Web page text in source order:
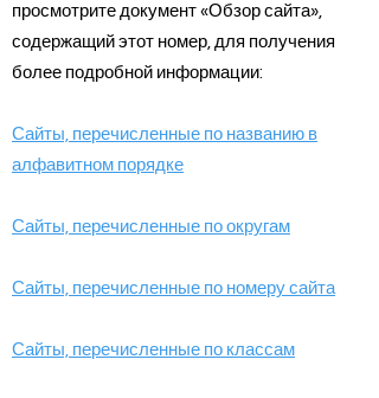
просмотрите документ «Обзор сайта»,
содержащий этот номер, для получения
более подробной информации:
Сайты, перечисленные по названию в
алфавитном порядке
Сайты, перечисленные по округам
Сайты, перечисленные по номеру сайта
Сайты, перечисленные по классам